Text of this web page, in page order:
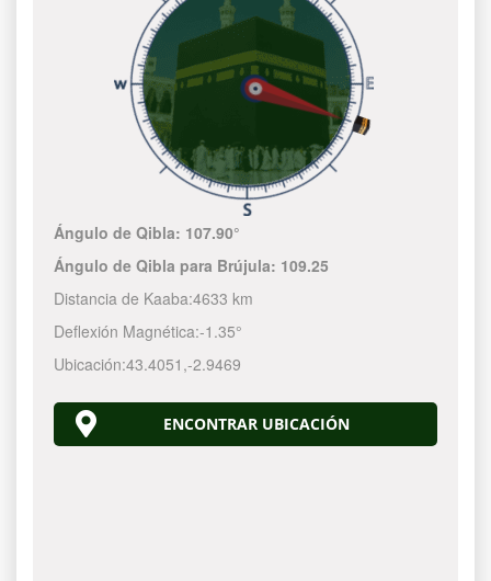
Ángulo de Qibla: 107.90°
Ángulo de Qibla para Brújula: 109.25
Distancia de Kaaba:4633 km
Deflexión Magnética:-1.35°
Ubicación:43.4051 ,-2.9469
ENCONTRAR UBICACIÓN